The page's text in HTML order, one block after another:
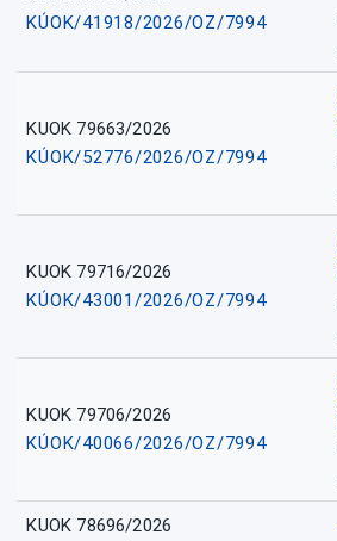
KÚOK/41918/2026/OZ/7994
KUOK 79663/2026
KÚOK/52776/2026/OZ/7994
KUOK 79716/2026
KÚOK/43001/2026/OZ/7994
KUOK 79706/2026
KÚOK/40066/2026/OZ/7994
KUOK 78696/2026